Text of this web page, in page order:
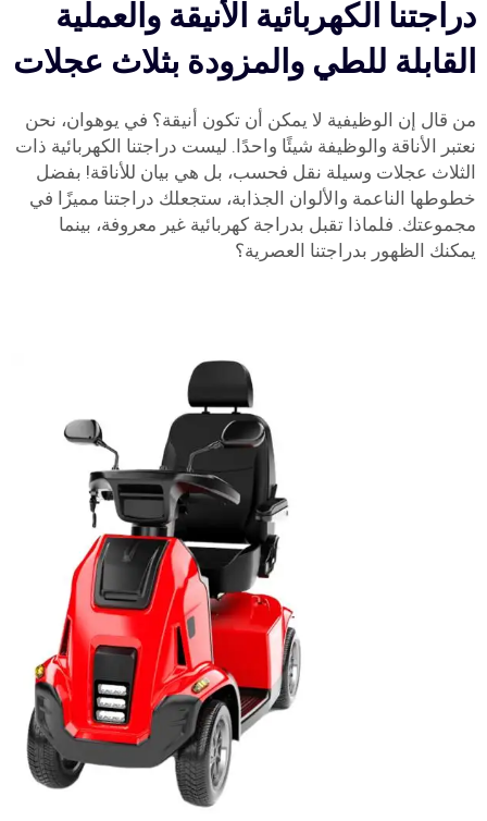
دراجتنا الكهربائية الأنيقة والعملية
القابلة للطي والمزودة بثلاث عجلات
من قال إن الوظيفية لا يمكن أن تكون أنيقة؟ في يوهوان، نحن
نعتبر الأناقة والوظيفة شيئًا واحدًا. ليست دراجتنا الكهربائية ذات
الثلاث عجلات وسيلة نقل فحسب، بل هي بيان للأناقة! بفضل
خطوطها الناعمة والألوان الجذابة، ستجعلك دراجتنا مميزًا في
مجموعتك. فلماذا تقبل بدراجة كهربائية غير معروفة، بينما
يمكنك الظهور بدراجتنا العصرية؟